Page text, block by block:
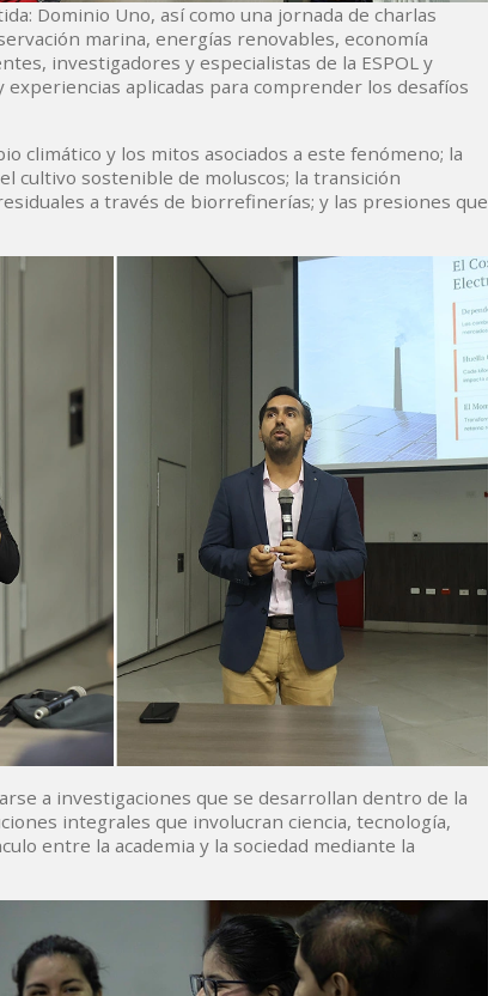
Dominio Uno, así como una jornada de charlas
marina, energías renovables, economía
investigadores y especialistas de la ESPOL y
aplicadas para comprender los desafíos
climático y los mitos asociados a este fenómeno; la
cultivo sostenible de moluscos; la transición
a través de biorrefinerías; y las presiones que
a investigaciones que se desarrollan dentro de la
integrales que involucran ciencia, tecnología,
entre la academia y la sociedad mediante la